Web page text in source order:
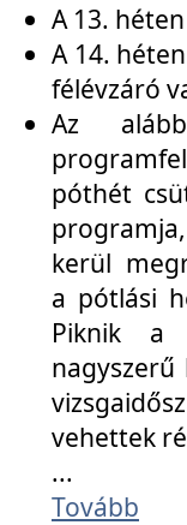
A 13.
A 14.
félévzáró
Az
póthét
kerül
a pótlási
Piknik a
vehettek
...
Tovább